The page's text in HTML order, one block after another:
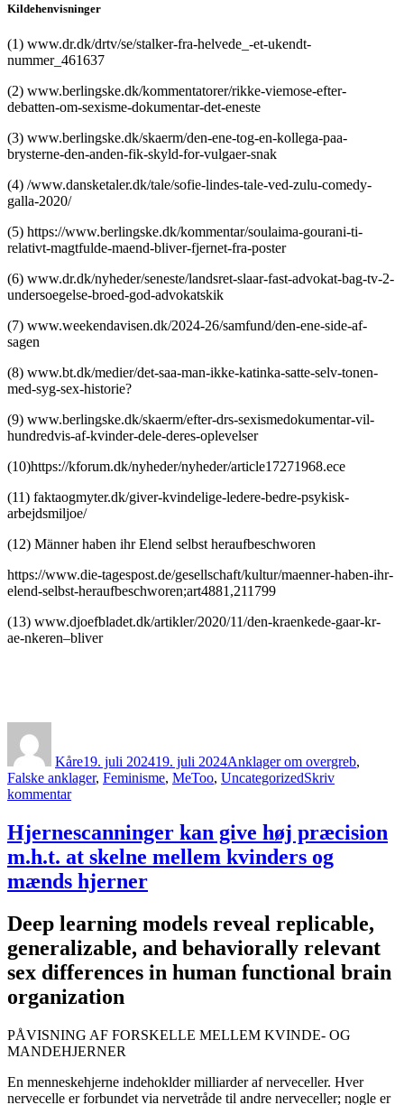
Kildehenvisninger
(1) www.dr.dk/drtv/se/stalker-fra-helvede_-et-ukendt-
nummer_461637
(2) www.berlingske.dk/kommentatorer/rikke-viemose-efter-
debatten-om-sexisme-dokumentar-det-eneste
(3) www.berlingske.dk/skaerm/den-ene-tog-en-kollega-paa-
brysterne-den-anden-fik-skyld-for-vulgaer-snak
(4) /www.dansketaler.dk/tale/sofie-lindes-tale-ved-zulu-comedy-
galla-2020/
(5) https://www.berlingske.dk/kommentar/soulaima-gourani-ti-
relativt-magtfulde-maend-bliver-fjernet-fra-poster
(6) www.dr.dk/nyheder/seneste/landsret-slaar-fast-advokat-bag-tv-2-
undersoegelse-broed-god-advokatskik
(7) www.weekendavisen.dk/2024-26/samfund/den-ene-side-af-
sagen
(8) www.bt.dk/medier/det-saa-man-ikke-katinka-satte-selv-tonen-
med-syg-sex-historie?
(9) www.berlingske.dk/skaerm/efter-drs-sexismedokumentar-vil-
hundredvis-af-kvinder-dele-deres-oplevelser
(10)https://kforum.dk/nyheder/nyheder/article17271968.ece
(11) faktaogmyter.dk/giver-kvindelige-ledere-bedre-psykisk-
arbejdsmiljoe/
(12) Männer haben ihr Elend selbst heraufbeschworen
https://www.die-tagespost.de/gesellschaft/kultur/maenner-haben-ihr-
elend-selbst-heraufbeschworen;art4881,211799
(13) www.djoefbladet.dk/artikler/2020/11/den-kraenkede-gaar-kr-
ae-nkeren–bliver
Kåre19. juli 202419. juli 2024Anklager om overgreb,
Falske anklager, Feminisme, MeToo, UncategorizedSkriv
kommentartil
BLAMING
Hjernescanninger kan give høj præcision
m.h.t. at skelne mellem kvinders og
mænds hjerner
Deep learning models reveal replicable,
generalizable, and behaviorally relevant
sex differences in human functional brain
organization
PÅVISNING AF FORSKELLE MELLEM KVINDE- OG
MANDEHJERNER
En menneskehjerne indehoklder milliarder af nerveceller. Hver
nervecelle er forbundet via nervetråde til andre nerveceller; nogle er